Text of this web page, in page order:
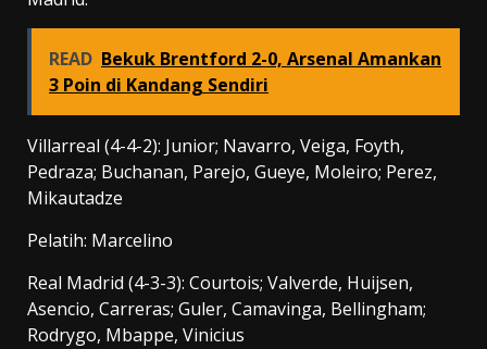
READ Bekuk Brentford 2-0, Arsenal Amankan
3 Poin di Kandang Sendiri
Villarreal (4-4-2): Junior; Navarro, Veiga, Foyth,
Pedraza; Buchanan, Parejo, Gueye, Moleiro; Perez,
Mikautadze
Pelatih: Marcelino
Real Madrid (4-3-3): Courtois; Valverde, Huijsen,
Asencio, Carreras; Guler, Camavinga, Bellingham;
Rodrygo, Mbappe, Vinicius